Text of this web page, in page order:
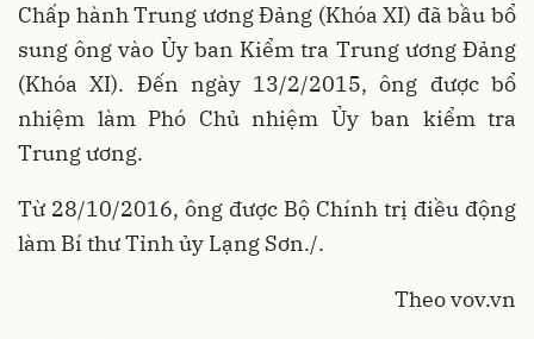
Chấp hành Trung ương Đảng (Khóa XI) đã bầu bổ
sung ông vào Ủy ban Kiểm tra Trung ương Đảng
(Khóa XI). Đến ngày 13/2/2015, ông được bổ
nhiệm làm Phó Chủ nhiệm Ủy ban kiểm tra
Trung ương.
Từ 28/10/2016, ông được Bộ Chính trị điều động
làm Bí thư Tỉnh ủy Lạng Sơn./.
Theo vov.vn